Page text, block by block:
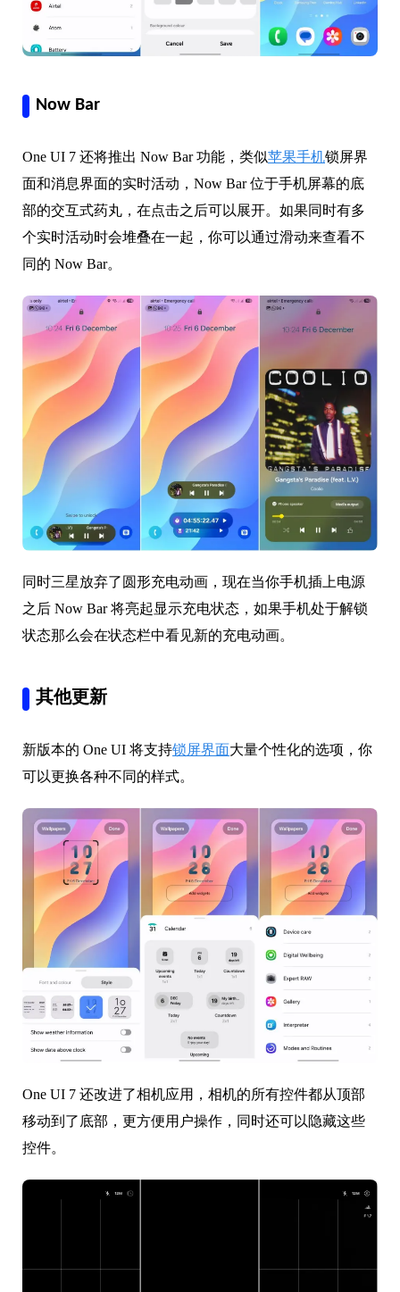
Now Bar
One UI 7 还将推出 Now Bar 功能，类似苹果手机锁屏界
面和消息界面的实时活动，Now Bar 位于手机屏幕的底
部的交互式药丸，在点击之后可以展开。如果同时有多
个实时活动时会堆叠在一起，你可以通过滑动来查看不
同的 Now Bar。
同时三星放弃了圆形充电动画，现在当你手机插上电源
之后 Now Bar 将亮起显示充电状态，如果手机处于解锁
状态那么会在状态栏中看见新的充电动画。
其他更新
新版本的 One UI 将支持锁屏界面大量个性化的选项，你
可以更换各种不同的样式。
One UI 7 还改进了相机应用，相机的所有控件都从顶部
移动到了底部，更方便用户操作，同时还可以隐藏这些
控件。